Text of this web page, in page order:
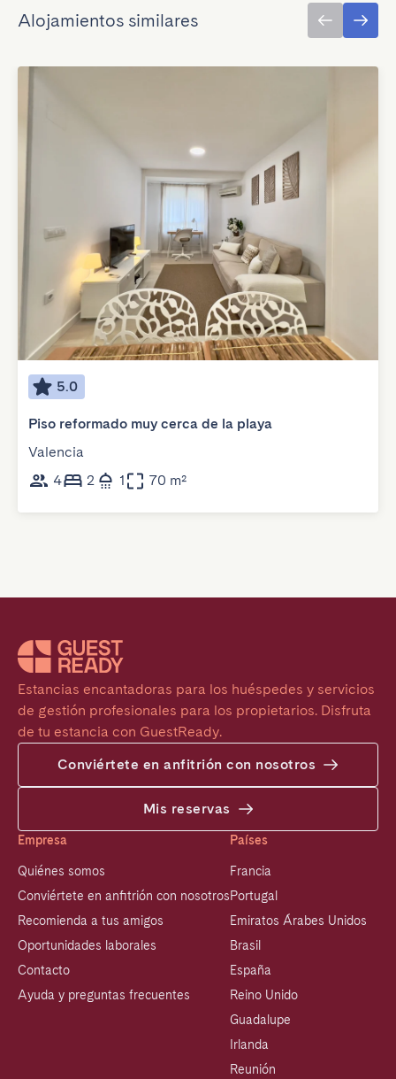
Alojamientos similares
5.0
Piso reformado muy cerca de la playa
Valencia
4
2 1 70 m²
Estancias encantadoras para los huéspedes y servicios
de gestión profesionales para los propietarios. Disfruta
de tu estancia con GuestReady.
Conviértete en anfitrión con nosotros
Mis reservas
Empresa
Quiénes somos
Conviértete en anfitrión con nosotros
Recomienda a tus amigos
Oportunidades laborales
Contacto
Ayuda y preguntas frecuentes
Países
Francia
Portugal
Emiratos Árabes Unidos
Brasil
España
Reino Unido
Guadalupe
Irlanda
Reunión